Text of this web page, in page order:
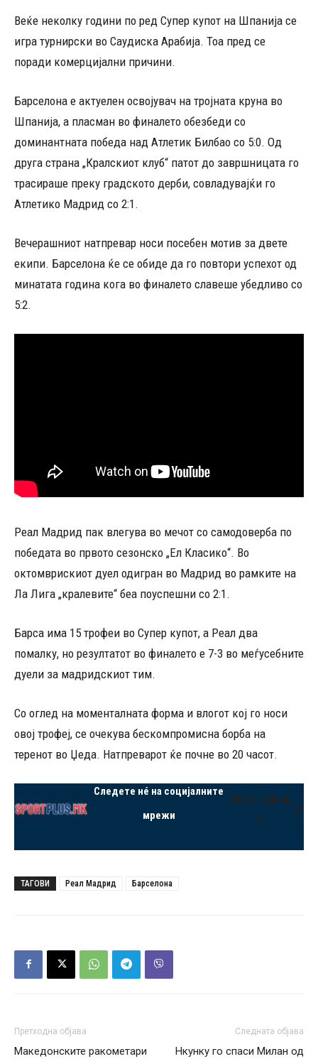
Веќе неколку години по ред Супер купот на Шпанија се
игра турнирски во Саудиска Арабија. Тоа пред се
поради комерцијални причини.
Барселона е актуелен освојувач на тројната круна во
Шпанија, а пласман во финалето обезбеди со
доминантната победа над Атлетик Билбао со 5:0. Од
друга страна „Кралскиот клуб“ патот до завршницата го
трасираше преку градското дерби, совладувајќи го
Атлетико Мадрид со 2:1.
Вечерашниот натпревар носи посебен мотив за двете
екипи. Барселона ќе се обиде да го повтори успехот од
минатата година кога во финалето славеше убедливо со
5:2.
Реал Мадрид пак влегува во мечот со самодоверба по
победата во првото сезонско „Ел Класико“. Во
октомврискиот дуел одигран во Мадрид во рамките на
Ла Лига „кралевите“ беа поуспешни со 2:1.
Барса има 15 трофеи во Супер купот, а Реал два
помалку, но резултатот во финалето е 7-3 во меѓусебните
дуели за мадридскиот тим.
Со оглед на моменталната форма и влогот кој го носи
овој трофеј, се очекува бескомпромисна борба на
теренот во Џеда. Натпреварот ќе почне во 20 часот.
Следете нé на социјалните
мрежи
Facebook
Instagram
X YouTube
VK
Mail
ТАГОВИ Реал Мадрид Барселона
Претходна објава
Македонските ракометари
Следната објава
Нкунку го спаси Милан од